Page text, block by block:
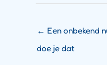
← Een onbekend
doe je dat